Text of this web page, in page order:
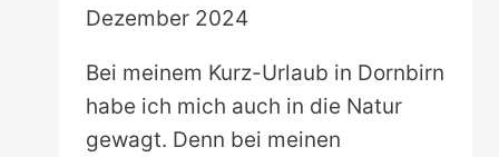
Dezember 2024
Bei meinem Kurz-Urlaub in Dornbirn
habe ich mich auch in die Natur
gewagt. Denn bei meinen